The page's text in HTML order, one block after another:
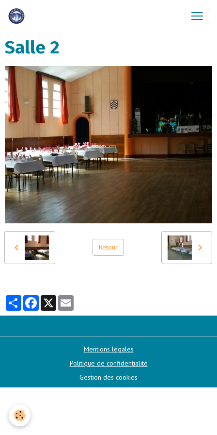
Salle 2
Retour
PartagerFacebook
X
Mentions légales
Politique de confidentialité
Gestion des cookies